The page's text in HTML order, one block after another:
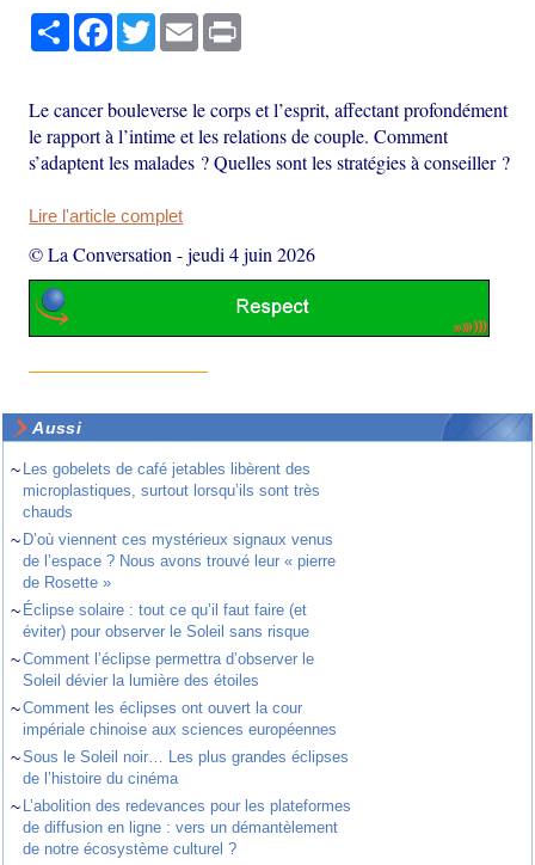
PartagerFacebook
TwitterEmail
Le cancer bouleverse le corps et l’esprit, affectant profondément
le rapport à l’intime et les relations de couple. Comment
s’adaptent les malades ? Quelles sont les stratégies à conseiller ?
Lire l'article complet
© La Conversation -jeudi 4 juin 2026
Aussi
~ Les gobelets de café jetables libèrent des
microplastiques, surtout lorsqu’ils sont très
chauds
~ D’où viennent ces mystérieux signaux venus
de l’espace ? Nous avons trouvé leur « pierre
de Rosette »
~ Éclipse solaire : tout ce qu’il faut faire (et
éviter) pour observer le Soleil sans risque
~Comment l’éclipse permettra d’observer le
Soleil dévier la lumière des étoiles
~Comment les éclipses ont ouvert la cour
impériale chinoise aux sciences européennes
~Sous le Soleil noir… Les plus grandes éclipses
de l’histoire du cinéma
~ L’abolition des redevances pour les plateformes
de diffusion en ligne : vers un démantèlement
de notre écosystème culturel ?